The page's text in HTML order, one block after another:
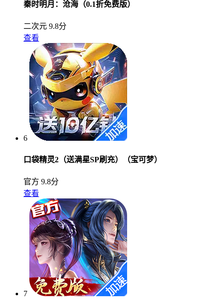
秦时明月：沧海（0.1折免费版）
二次元 9.8分
查看
6
口袋精灵2（送满星SP刷充）（宝可梦）
官方 9.8分
查看
7